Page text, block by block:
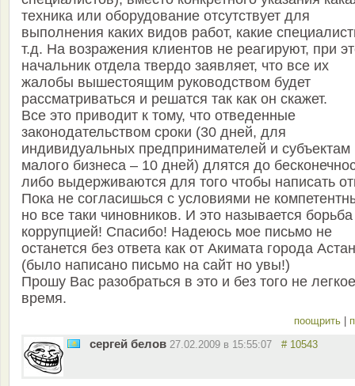
техника или оборудование отсутствует для
выполнения каких видов работ, какие
т.д. На возражения клиентов не реагируют, при
начальник отдела твердо заявляет, что все их
жалобы вышестоящим руководством будет
рассматриваться и решатся так как он скажет.
Все это приводит к тому, что отведенные
законодательством сроки (30 дней, для
индивидуальных предпринимателей и субъектам
малого бизнеса – 10 дней) длятся до
либо выдерживаются для того чтобы написать
Пока не согласишься с условиями не
но все таки чиновников. И это называется борьба
коррупцией! Спасибо! Надеюсь мое письмо не
останется без ответа как от Акимата города
(было написано письмо на сайт но увы!)
Прошу Вас разобраться в это и без того не легкое
время.
поощрить
сергей белов 27.02.2009 в 15:55:07 # 10543